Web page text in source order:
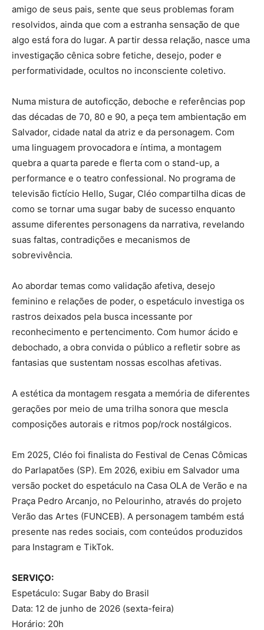
amigo de seus pais, sente que seus problemas foram
resolvidos, ainda que com a estranha sensação de que
algo está fora do lugar. A partir dessa relação, nasce uma
investigação cênica sobre fetiche, desejo, poder e
performatividade, ocultos no inconsciente coletivo.
Numa mistura de autoficção, deboche e referências pop
das décadas de 70, 80 e 90, a peça tem ambientação em
Salvador, cidade natal da atriz e da personagem. Com
uma linguagem provocadora e íntima, a montagem
quebra a quarta parede e flerta com o stand-up, a
performance e o teatro confessional. No programa de
televisão fictício Hello, Sugar, Cléo compartilha dicas de
como se tornar uma sugar baby de sucesso enquanto
assume diferentes personagens da narrativa, revelando
suas faltas, contradições e mecanismos de
sobrevivência.
Ao abordar temas como validação afetiva, desejo
feminino e relações de poder, o espetáculo investiga os
rastros deixados pela busca incessante por
reconhecimento e pertencimento. Com humor ácido e
debochado, a obra convida o público a refletir sobre as
fantasias que sustentam nossas escolhas afetivas.
A estética da montagem resgata a memória de diferentes
gerações por meio de uma trilha sonora que mescla
composições autorais e ritmos pop/rock nostálgicos.
Em 2025, Cléo foi finalista do Festival de Cenas Cômicas
do Parlapatões (SP). Em 2026, exibiu em Salvador uma
versão pocket do espetáculo na Casa OLA de Verão e na
Praça Pedro Arcanjo, no Pelourinho, através do projeto
Verão das Artes (FUNCEB). A personagem também está
presente nas redes sociais, com conteúdos produzidos
para Instagram e TikTok.
SERVIÇO:
Espetáculo: Sugar Baby do Brasil
Data: 12 de junho de 2026 (sexta-feira)
Horário: 20h